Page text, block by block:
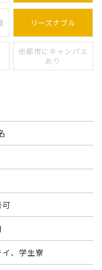
リーズナブル
他都市にキャンパス
あり
可
、学生寮